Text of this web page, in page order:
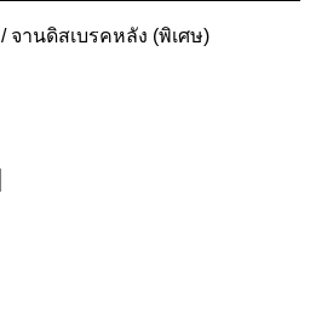
/จานดิสเบรคหลัง (พิเศษ)